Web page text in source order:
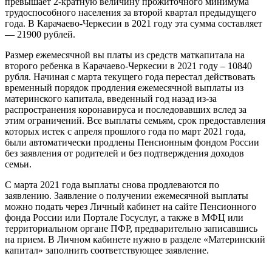
трудоспособного населения за второй квартал предыдущего
года. В Карачаево-Черкесии в 2021 году эта сумма составляет
— 21900 рублей.
Размер ежемесячной вы платы из средств маткапитала на
второго ребенка в Карачаево-Черкесии в 2021 году – 10840
рубля. Начиная с марта текущего года перестал действовать
временный порядок продления ежемесячной выплаты из
материнского капитала, введенный год назад из-за
распространения коронавируса и последовавших вслед за
этим ограничений. Все выплаты семьям, срок предоставления
которых истек с апреля прошлого года по март 2021 года,
были автоматически продлены Пенсионным фондом России
без заявления от родителей и без подтверждения доходов
семьи.
С марта 2021 года выплаты снова продлеваются по
заявлению. Заявление о получении ежемесячной выплаты
можно подать через Личный кабинет на сайте Пенсионного
фонда России или Портале Госуслуг, а также в МФЦ или
территориальном органе ПФР, предварительно записавшись
на прием. В Личном кабинете нужно в разделе «Материнский
капитал» заполнить соответствующее заявление.